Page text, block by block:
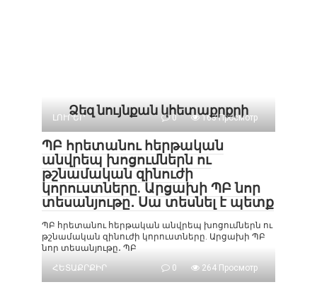
Ձեզ նույնքան կհետաքրքրի
ԼՈՒՐԵՐ 0 163 Просмотр
ՊԲ հրետանու հերթական
անվրեպ խոցումներն ու
թշնամական զինուժի
կորուստները. Արցախի ՊԲ նոր
տեսանյութը․ Սա տեսնել է պետք
ՊԲ հրետանու հերթական անվրեպ խոցումներն ու
թշնամական զինուժի կորուստները. Արցախի ՊԲ
նոր տեսանյութը․ ՊԲ
ՀԵՏԱՔՐՔԻՐ
0 264 Просмотр